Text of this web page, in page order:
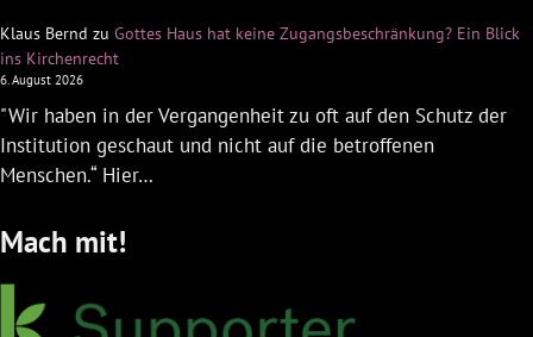
Klaus Bernd zu Gottes Haus hat keine Zugangsbeschränkung? Ein Blick
ins Kirchenrecht
6. August 2026
"Wir haben in der Vergangenheit zu oft auf den Schutz der
Institution geschaut und nicht auf die betroffenen
Menschen.“ Hier…
Mach mit!